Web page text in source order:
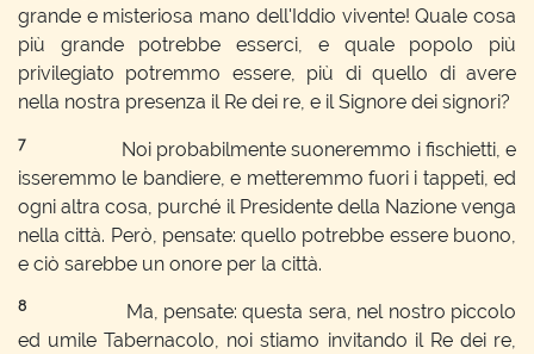
grande e misteriosa mano dell'Iddio vivente! Quale cosa
più grande potrebbe esserci, e quale popolo più
privilegiato potremmo essere, più di quello di avere
nella nostra presenza il Re dei re, e il Signore dei signori?
7
Noi probabilmente suoneremmo i fischietti, e
isseremmo le bandiere, e metteremmo fuori i tappeti, ed
ogni altra cosa, purché il Presidente della Nazione venga
nella città. Però, pensate: quello potrebbe essere buono,
e ciò sarebbe un onore per la città.
8
Ma, pensate: questa sera, nel nostro piccolo
ed umile Tabernacolo, noi stiamo invitando il Re dei re,